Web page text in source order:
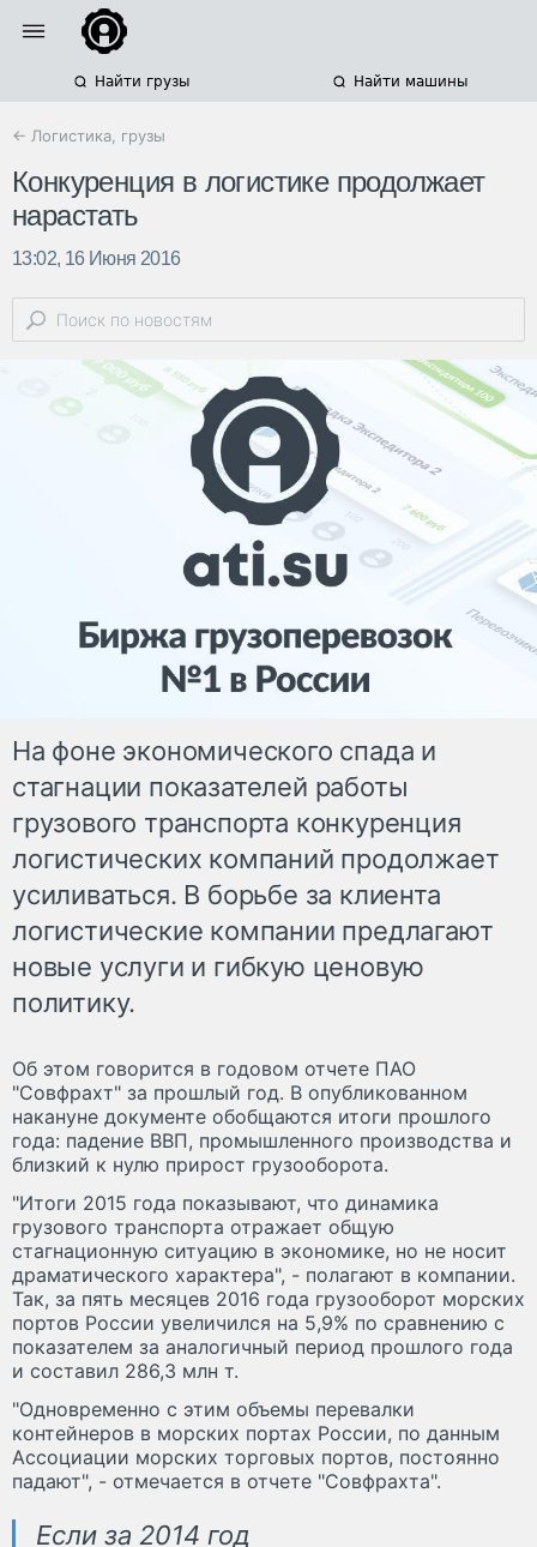
Найти грузы Найти машины
← Логистика, грузы
Конкуренция в логистике продолжает
нарастать
13:02, 16 Июня 2016
На фоне экономического спада и
стагнации показателей работы
грузового транспорта конкуренция
логистических компаний продолжает
усиливаться. В борьбе за клиента
логистические компании предлагают
новые услуги и гибкую ценовую
политику.
Об этом говорится в годовом отчете ПАО
"Совфрахт" за прошлый год. В опубликованном
накануне документе обобщаются итоги прошлого
года: падение ВВП, промышленного производства и
близкий к нулю прирост грузооборота.
"Итоги 2015 года показывают, что динамика
грузового транспорта отражает общую
стагнационную ситуацию в экономике, но не носит
драматического характера", - полагают в компании.
Так, за пять месяцев 2016 года грузооборот морских
портов России увеличился на 5,9% по сравнению с
показателем за аналогичный период прошлого года
и составил 286,3 млн т.
"Одновременно с этим объемы перевалки
контейнеров в морских портах России, по данным
Ассоциации морских торговых портов, постоянно
падают", - отмечается в отчете "Совфрахта".
Если за 2014 год